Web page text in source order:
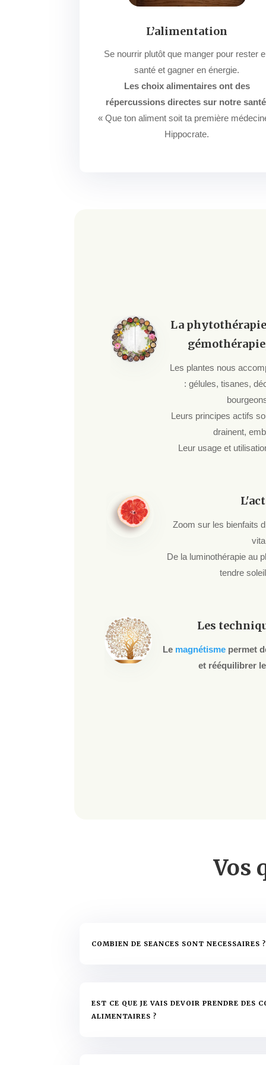
L’alimentation
Se nourrir plutôt que manger pour rester
santé et gagner en énergie.
Les choix alimentaires ont des
répercussions directes sur notre
« Que ton aliment soit ta première
Hippocrate.
La
Les plantes nous
: gélules, tisanes,
Leurs principes actifs
drainent,
Leur usage et
Zoom sur les bienfaits
De la luminothérapie au
tendre
Les
Le magnétisme permet
et rééquilibrer
Vos
COMBIEN DE SEANCES SONT NECESSAIRES ?
EST CE QUE JE VAIS DEVOIR PRENDRE DES
ALIMENTAIRES ?